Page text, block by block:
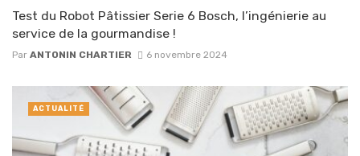
Test du Robot Pâtissier Serie 6 Bosch, l’ingénierie au
service de la gourmandise !
Par ANTONIN CHARTIER 6 novembre 2024
ACTUALITÉ